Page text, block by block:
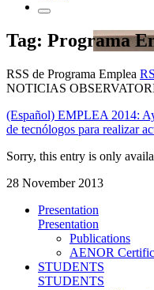
Tag: Programa
RSS de Programa Emplea
NOTICIAS
(Español) EMPLEA 2014:
de tecnólogos para realizar
Sorry, this entry is only
28 November 2013
Presentation
Presentation
Publications
AENOR
STUDENTS
STUDENTS